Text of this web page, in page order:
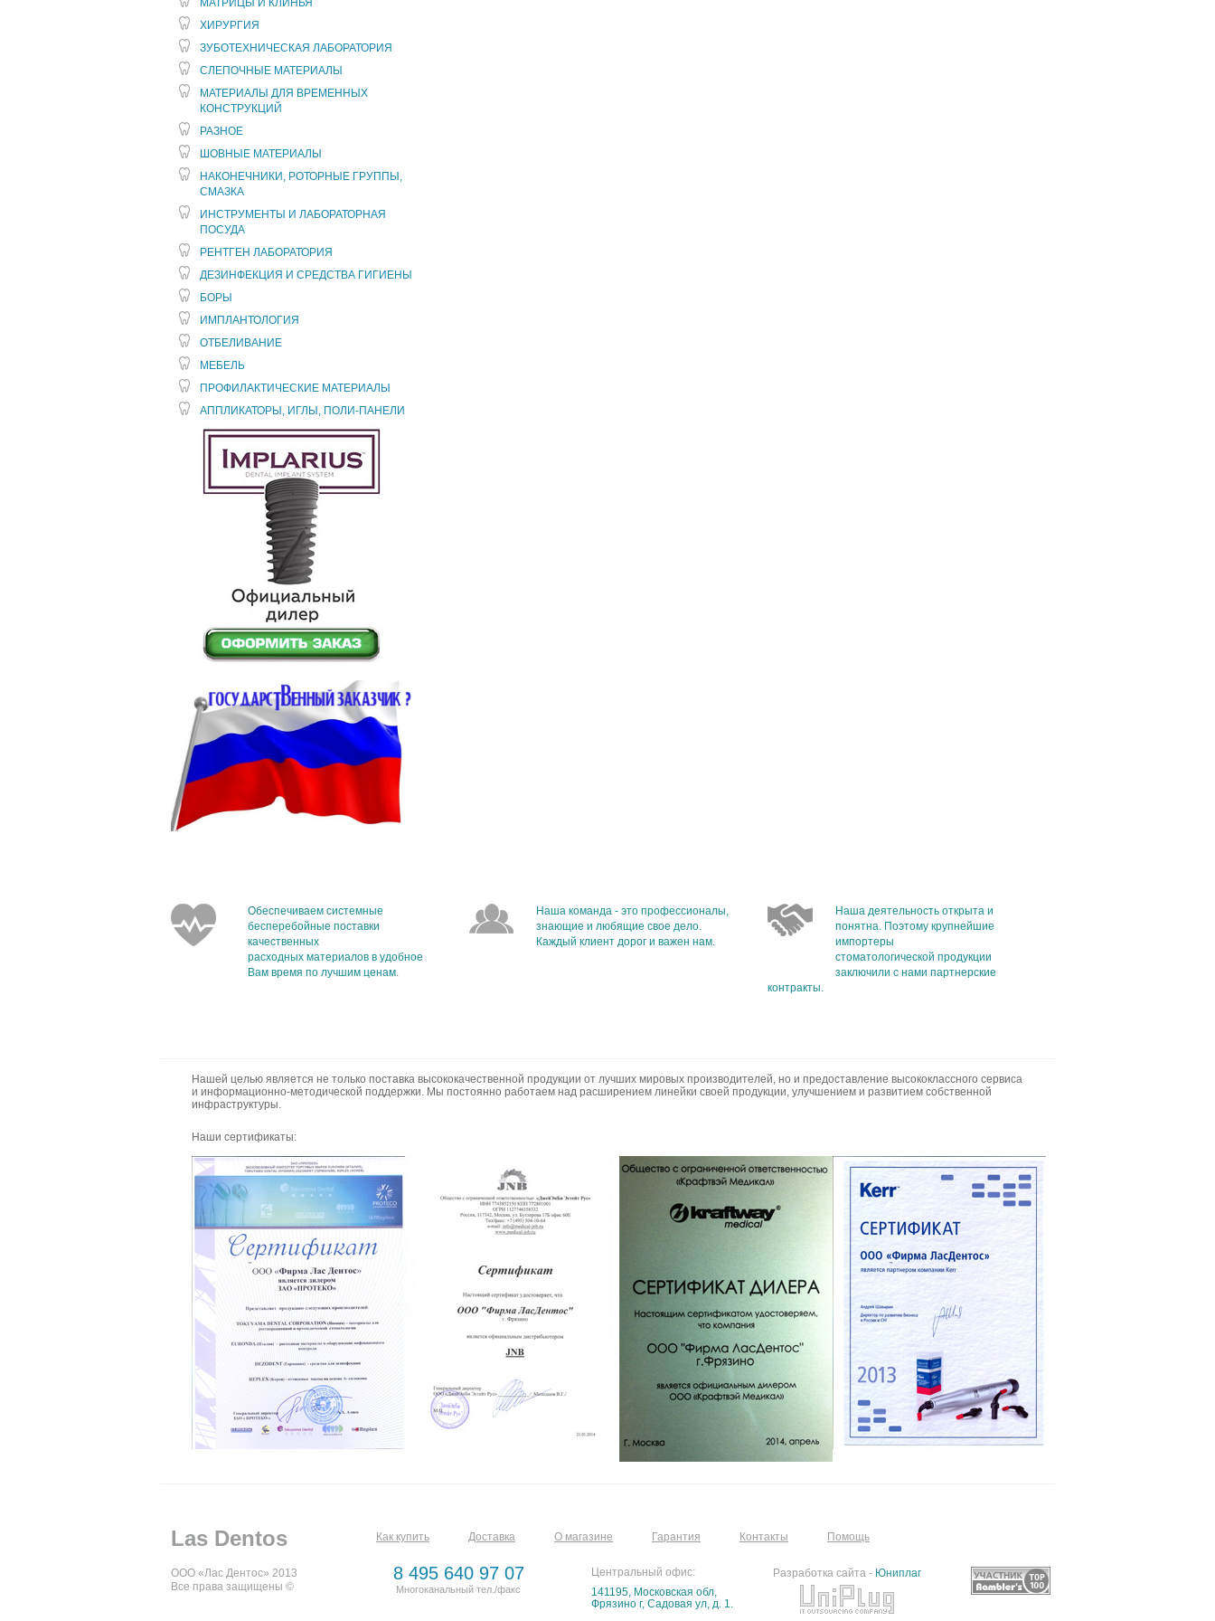
МАТРИЦЫ И КЛИНЬЯ
ХИРУРГИЯ
ЗУБОТЕХНИЧЕСКАЯ ЛАБОРАТОРИЯ
СЛЕПОЧНЫЕ МАТЕРИАЛЫ
МАТЕРИАЛЫ ДЛЯ ВРЕМЕННЫХ
КОНСТРУКЦИЙ
РАЗНОЕ
ШОВНЫЕ МАТЕРИАЛЫ
НАКОНЕЧНИКИ, РОТОРНЫЕ ГРУППЫ,
СМАЗКА
ИНСТРУМЕНТЫ И ЛАБОРАТОРНАЯ
ПОСУДА
РЕНТГЕН ЛАБОРАТОРИЯ
ДЕЗИНФЕКЦИЯ И СРЕДСТВА ГИГИЕНЫ
БОРЫ
ИМПЛАНТОЛОГИЯ
ОТБЕЛИВАНИЕ
МЕБЕЛЬ
ПРОФИЛАКТИЧЕСКИЕ МАТЕРИАЛЫ
АППЛИКАТОРЫ, ИГЛЫ, ПОЛИ-ПАНЕЛИ
Обеспечиваем системные
бесперебойные поставки
качественных
расходных материалов в удобное
Вам время по лучшим ценам.
Наша команда - это профессионалы,
знающие и любящие свое дело.
Каждый клиент дорог и важен нам.
Наша деятельность открыта и
понятна. Поэтому крупнейшие
импортеры
стоматологической продукции
заключили с нами партнерские
контракты.
Нашей целью является не только поставка высококачественной продукции от лучших мировых производителей, но и предоставление высококлассного сервиса
и информационно-методической поддержки. Мы постоянно работаем над расширением линейки своей продукции, улучшением и развитием собственной
инфраструктуры.
Наши сертификаты:
Las Dentos Как купить Доставка О магазине Гарантия Контакты Помощь
ООО «Лас Дентос» 2013
Все права защищены ©
8 495 640 97 07
Многоканальный тел./факс
Центральный офис:
141195, Московская обл,
Фрязино г, Садовая ул, д. 1.
Разработка сайта - Юниплаг